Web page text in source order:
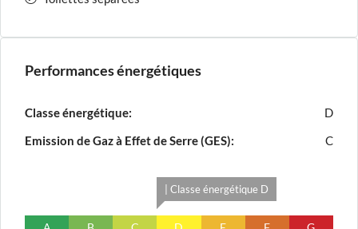
Performances énergétiques
Classe énergétique:
D
Emission de Gaz à Effet de Serre (GES):
C
| Classe énergétique D